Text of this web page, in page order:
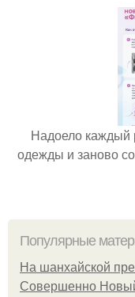
Надоело каждый
одежды и заново
Популярные
На шанхайской
Совершенно